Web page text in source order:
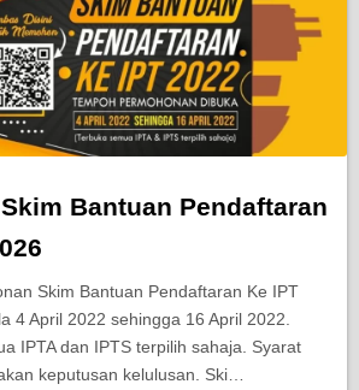
Bantuan Pendaftaran
Skim Bantuan Pendaftaran Ke IPT
4 April 2022 sehingga 16 April 2022.
IPTA dan IPTS terpilih sahaja. Syarat
keputusan kelulusan. Ski…